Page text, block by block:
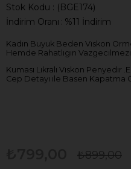
Stok Kodu
(BGE174)
İndirim Oranı : %11 İndirim
Kadın Buyuk Beden Vıskon
Hemde Rahatlıgın Vazgecılmezı
Kuması Lıkralı Vıskon Penyedır
Cep Detayı ıle Basen Kapatma
₺899,00